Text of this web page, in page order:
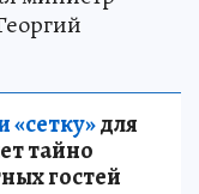
для
тайно
гостей